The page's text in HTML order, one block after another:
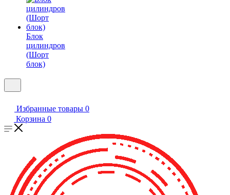
Блок
цилиндров
(Шорт
блок)
Избранные товары 0
Корзина 0